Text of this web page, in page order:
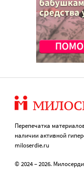
Перепечатка
наличии активной
miloserdie.ru
© 2024 – 2026.